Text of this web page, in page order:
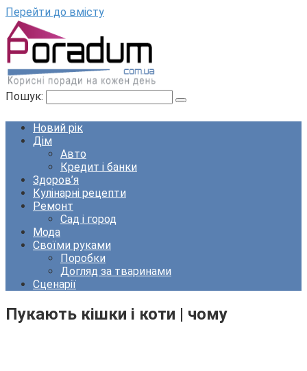
Перейти до вмісту
Пошук:
Новий рік
Дім
Авто
Кредит і банки
Здоров’я
Кулінарні рецепти
Ремонт
Сад і город
Мода
Своїми руками
Поробки
Догляд за тваринами
Сценарії
Пукають кішки і коти | чому